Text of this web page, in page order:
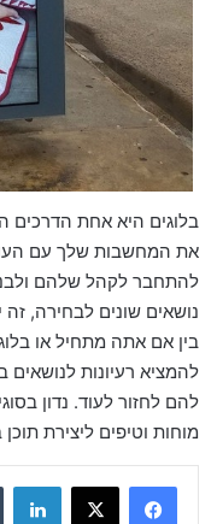
בלוגים היא אחת הדרכים
את המחשבות שלך עם
להתחבר לקהל שלהם
נושאים שונים לבחירה,
בין אם אתה מתחיל או
להמציא רעיונות לנושאים
להם לחזור לעוד. נדון
מוחות וטיפים ליצירת
لينكدإن